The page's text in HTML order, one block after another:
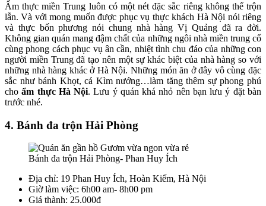
Ẩm thực miền Trung luôn có một nét đặc sắc riêng không thể trộn
lẫn. Và với mong muốn được phục vụ thực khách Hà Nội nói riêng
và thực bốn phương nói chung nhà hàng Vị Quảng đã ra đời.
Không gian quán mang đậm chất của những ngôi nhà miền trung cổ
cùng phong cách phục vụ ân cần, nhiệt tình chu đáo của những con
người miền Trung đã tạo nên một sự khác biệt của nhà hàng so với
những nhà hàng khác ở Hà Nội. Những món ăn ở đây vô cùng đặc
sắc như bánh Khọt, cá Kìm nướng…làm tăng thêm sự phong phú
cho ẩm thực Hà Nội. Lưu ý quán khá nhỏ nên bạn lưu ý đặt bàn
trước nhé.
4. Bánh đa trộn Hải Phòng
Bánh đa trộn Hải Phòng- Phan Huy Ích
Địa chỉ: 19 Phan Huy Ích, Hoàn Kiếm, Hà Nội
Giờ làm việc: 6h00 am- 8h00 pm
Giá thành: 25.000đ